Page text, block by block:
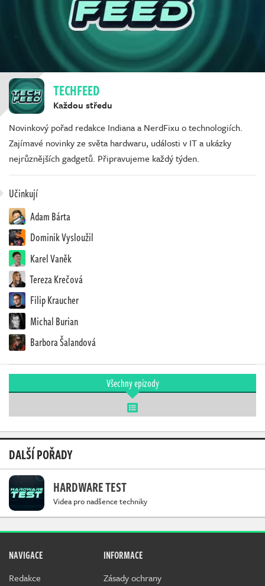
TECHFEED
Každou středu
Novinkový pořad redakce Indiana a NerdFixu o technologiích.
Zajímavé novinky ze světa hardwaru, události v IT a ukázky
nejrůznějších gadgetů. Připravujeme každý týden.
Učinkují
Adam Bárta
Dominik Vysloužil
Karel Vaněk
Tereza Krečová
Filip Kraucher
Michal Burian
Barbora Šalandová
Všechny epizody
DALŠÍ POŘADY
HARDWARE TEST
Videa pro nadšence techniky
NAVIGACE
Redakce
INFORMACE
Zásady ochrany